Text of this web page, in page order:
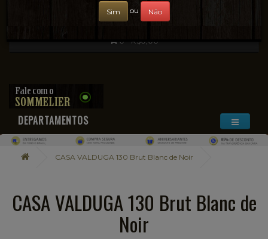
0 - R$0,00
DEPARTAMENTOS
CASA VALDUGA 130 Brut Blanc de Noir
CASA VALDUGA 130 Brut Blanc de
Noir
Sim ou Não